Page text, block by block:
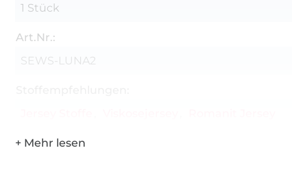
1 Stück
Art.Nr.:
SEWS-LUNA2